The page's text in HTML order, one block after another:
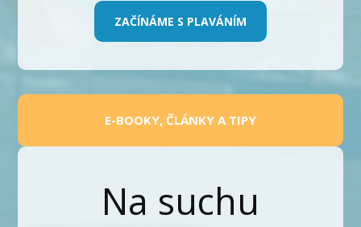
ZAČÍNÁME S PLAVÁNÍM
E-BOOKY, ČLÁNKY A TIPY
Na suchu